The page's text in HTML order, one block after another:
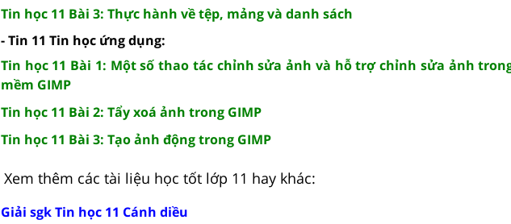
Tin học 11 Bài 3: Thực hành về tệp, mảng và danh sách
- Tin 11 Tin học ứng dụng:
Tin học 11 Bài 1: Một số thao tác chỉnh sửa ảnh và hỗ trợ chỉnh sửa ảnh
mềm GIMP
Tin học 11 Bài 2: Tẩy xoá ảnh trong GIMP
Tin học 11 Bài 3: Tạo ảnh động trong GIMP
Xem thêm các tài liệu học tốt lớp 11 hay khác:
Giải sgk Tin học 11 Cánh diều